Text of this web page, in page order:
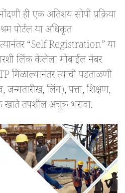
ही एक अतिशय सोपी प्रक्रिया
पोर्टल या अधिकृत
“Self Registration” या
लिंक केलेला मोबाईल नंबर
मिळाल्यानंतर त्याची पडताळणी
लिंग), पत्ता, शिक्षण,
तपशील अचूक भरावा.